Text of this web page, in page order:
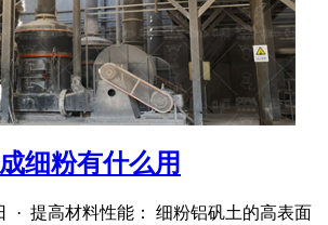
细粉有什么用
· 提高材料性能： 细粉铝矾土的高表面